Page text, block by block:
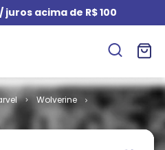
juros acima de R$ 100
Wolverine